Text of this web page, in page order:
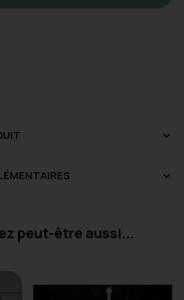
peut-être aussi...